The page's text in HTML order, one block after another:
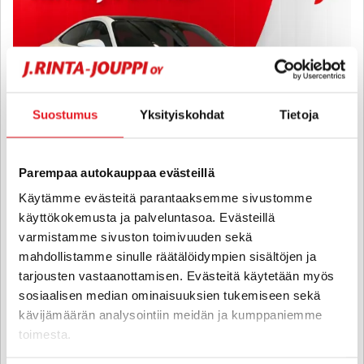
Suostumus Yksityiskohdat Tietoja
Parempaa autokauppaa evästeillä
Käytämme evästeitä parantaaksemme sivustomme
käyttökokemusta ja palveluntasoa. Evästeillä
varmistamme sivuston toimivuuden sekä
mahdollistamme sinulle räätälöidympien sisältöjen ja
tarjousten vastaanottamisen. Evästeitä käytetään myös
sosiaalisen median ominaisuuksien tukemiseen sekä
kävijämäärän analysointiin meidän ja kumppaniemme
toimesta.
Audi e-tron GT
60 quattro - 6 kk korotonta ja kulutonta maksuaikaa! -
istuintuuletus, B&O, Panorama, Laser, HUD, 360-kamera, Carbon
Trim, Lämpöpumppu, ACC
2022 , Automaatti, Sähkö, 17 110 km